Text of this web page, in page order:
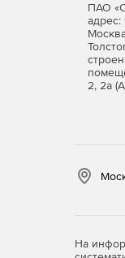
ПАО
адрес:
2, 2а
На